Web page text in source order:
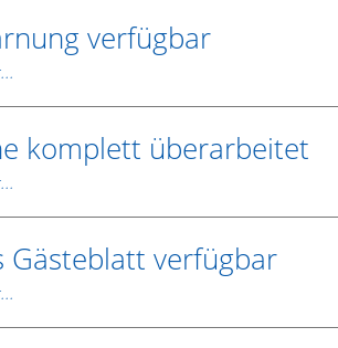
verfügbar
komplett überarbeitet
Gästeblatt verfügbar